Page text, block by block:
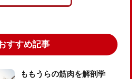
すすめ記事
ももうらの筋肉を解剖学